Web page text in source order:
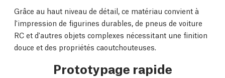
Grâce au haut niveau de détail, ce matériau convient à
l'impression de figurines durables, de pneus de voiture
RC et d'autres objets complexes nécessitant une finition
douce et des propriétés caoutchouteuses.
Prototypage rapide